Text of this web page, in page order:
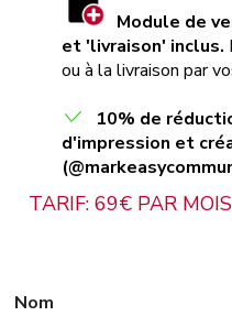
Module de
et 'livraison' inclus.
ou à la livraison par
10% de
d'impression et
TARIF: 69€ PAR MOIS
Nom